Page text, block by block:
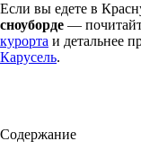
Если вы едете в
сноуборде —
курорта и детальнее
Карусель.
Содержание